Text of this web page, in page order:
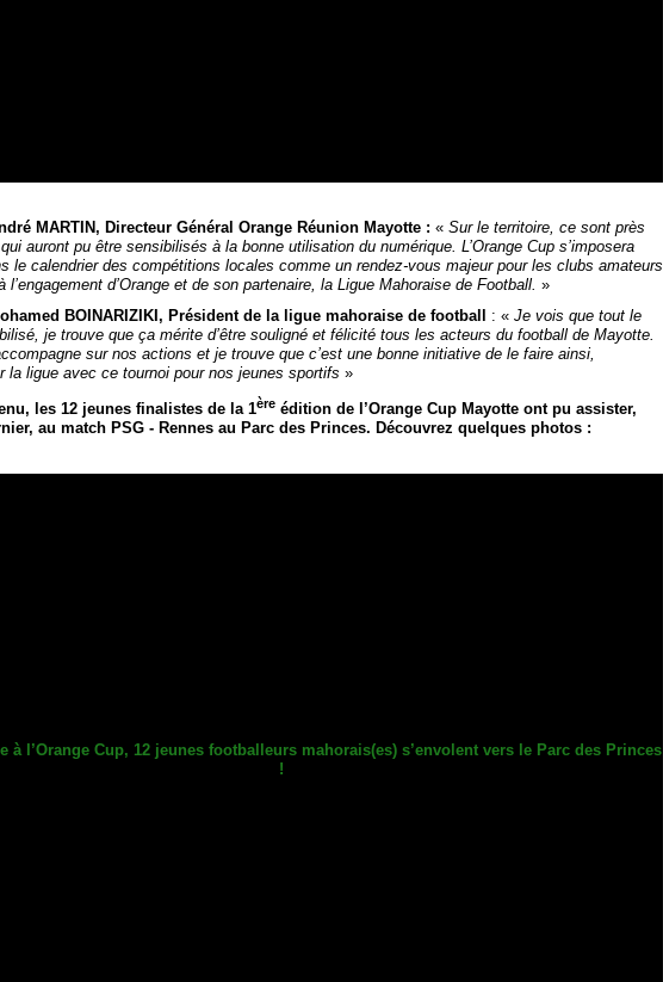
MARTIN, Directeur Général Orange Réunion Mayotte : « Sur le territoire, ce sont près
auront pu être sensibilisés à la bonne utilisation du numérique. L’Orange Cup s’imposera
le calendrier des compétitions locales comme un rendez-vous majeur pour les clubs amateurs
l’engagement d’Orange et de son partenaire, la Ligue Mahoraise de Football. »
BOINARIZIKI, Président de la ligue mahoraise de football : « Je vois que tout le
je trouve que ça mérite d’être souligné et félicité tous les acteurs du football de Mayotte.
sur nos actions et je trouve que c’est une bonne initiative de le faire ainsi,
la ligue avec ce tournoi pour nos jeunes sportifs »
les 12 jeunes finalistes de la 1ère édition de l’Orange Cup Mayotte ont pu assister,
au match PSG - Rennes au Parc des Princes. Découvrez quelques photos :